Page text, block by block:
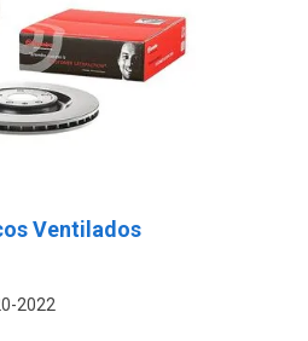
Ventilados
2022